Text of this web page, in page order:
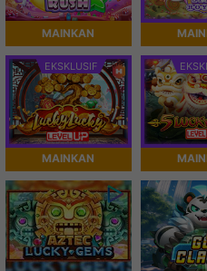
MAINKAN
EKSKLUSIF
MAINKAN